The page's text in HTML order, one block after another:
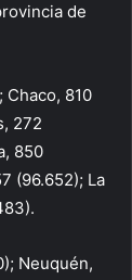
de
Chaco, 810
272
850
(96.652); La
Neuquén,